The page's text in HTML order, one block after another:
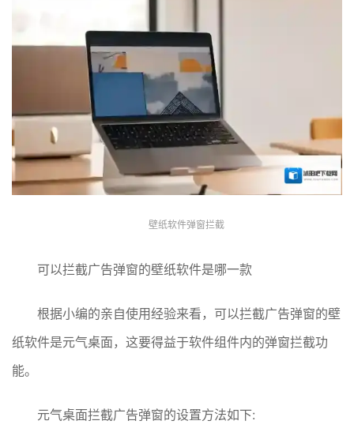
壁纸软件弹窗拦截
可以拦截广告弹窗的壁纸软件是哪一款
根据小编的亲自使用经验来看，可以拦截广告弹窗的壁
纸软件是元气桌面，这要得益于软件组件内的弹窗拦截功
能。
元气桌面拦截广告弹窗的设置方法如下: